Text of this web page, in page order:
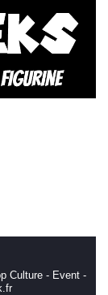
Culture - Event -